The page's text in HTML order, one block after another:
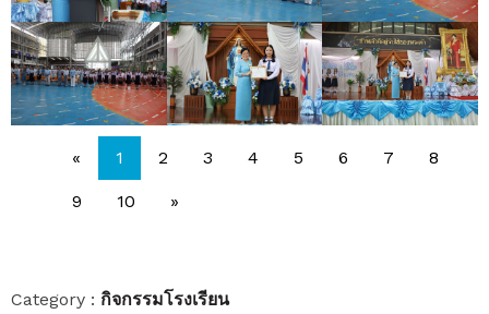
« 1 2 3 4 5 6 7 8
9 10 »
Category : กิจกรรมโรงเรียน